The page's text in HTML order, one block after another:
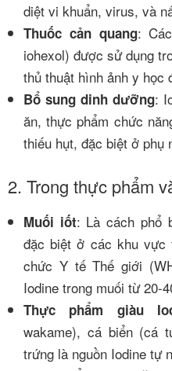
diệt vi khuẩn, virus, và
Thuốc cản quang:
iohexol) được sử dụng
thủ thuật hình ảnh y học
Bổ sung dinh dưỡng:
ăn, thực phẩm chức
thiếu hụt, đặc biệt ở phụ
2. Trong thực phẩm
Muối iốt: Là cách phổ
đặc biệt ở các khu vực
chức Y tế Thế giới
Iodine trong muối từ 20-
Thực phẩm giàu
wakame), cá biển (cá
trứng là nguồn Iodine tự